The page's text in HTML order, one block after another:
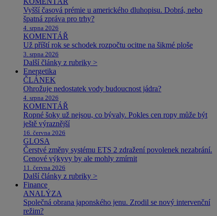
Vyšší časová prémie u amerického dluhopisu. Dobrá, nebo
špatná zpráva pro trhy?
4. srpna 2026
KOMENTÁŘ
Už příští rok se schodek rozpočtu ocitne na šikmé ploše
3. srpna 2026
Další články z rubriky >
Energetika
ČLÁNEK
Ohrožuje nedostatek vody budoucnost jádra?
4. srpna 2026
KOMENTÁŘ
Ropné šoky už nejsou, co bývaly. Pokles cen ropy může být
ještě výraznější
16. června 2026
GLOSA
Čerstvé změny systému ETS 2 zdražení povolenek nezabrání.
Cenové výkyvy by ale mohly zmírnit
11. června 2026
Další články z rubriky >
Finance
ANALÝZA
Společná obrana japonského jenu. Zrodil se nový intervenční
režim?